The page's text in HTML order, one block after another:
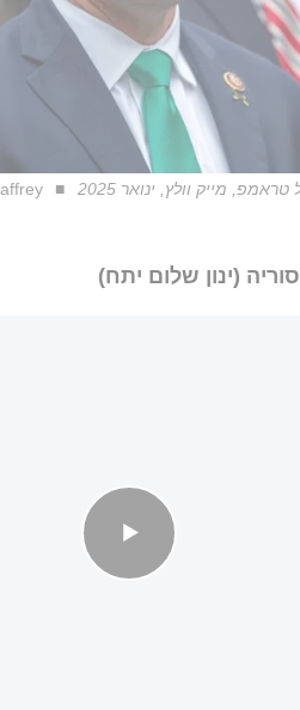
מייק וולץ, ינואר 2025
(ינון שלום יתח)